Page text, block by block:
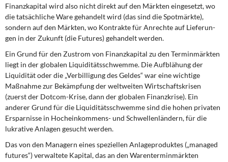
Memo-Gruppe
Institut Solidarische Moderne
Rosa-Luxemburg-Stiftung
Über mich
Kontakt
Finanzkapital wird also nicht direkt auf den Märkten eingesetzt, wo
die tatsächliche Ware gehandelt wird (das sind die Spotmärkte),
sondern auf den Märkten, wo Kontrakte für Anrechte auf Lieferun-
gen in der Zukunft (die Futures) gehandelt werden.
Ein Grund für den Zustrom von Finanzkapital zu den Terminmärkten
liegt in der globalen Liquiditätsschwemme. Die Aufblähung der
Liquidität oder die „Verbilligung des Geldes“ war eine wichtige
Maßnahme zur Bekämpfung der weltweiten Wirtschaftskrisen
(zuerst der Dotcom-Krise, dann der globalen Finanzkrise). Ein
anderer Grund für die Liquiditätsschwemme sind die hohen privaten
Ersparnisse in Hocheinkommens- und Schwellenländern, für die
lukrative Anlagen gesucht werden.
Das von den Managern eines speziellen Anlageproduktes („managed
futures“) verwaltete Kapital, das an den Warenterminmärkten